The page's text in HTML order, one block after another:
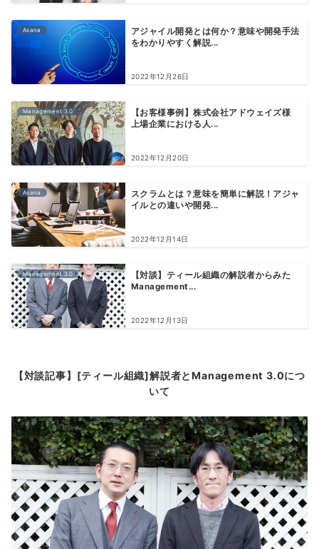
Asana
アジャイル開発とは何か？意味や開発手法
をわかりやすく解説...
2022年12月26日
Management 3.0
【お客様事例】株式会社アドウェイズ様
上場企業における人...
2022年12月20日
Asana
スクラムとは？意味を簡単に解説！アジャ
イルとの違いや開発...
2022年12月14日
Management 3.0
【対談】ティール組織の解説者からみた
Management...
2022年12月13日
【対談記事】[ティール組織]解説者とManagement 3.0につ
いて